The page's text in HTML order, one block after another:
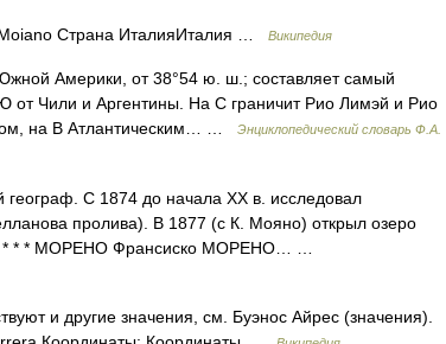
Страна ИталияИталия … Википедия
Америки, от 38°54 ю. ш.; составляет самый
от Чили и Аргентины. На С граничит Рио Лимэй и Рио
на В Атлантическим… …
Энциклопедический словарь Ф.А.
С 1874 до начала XX в. исследовал
пролива). В 1877 (с К. Мояно) открыл озеро
* * * МОРЕНО Франсиско МОРЕНО… …
и другие значения, см. Буэнос Айрес (значения).